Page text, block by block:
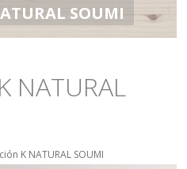
Baño
SOUMI
NATURAL
K NATURAL SOUMI